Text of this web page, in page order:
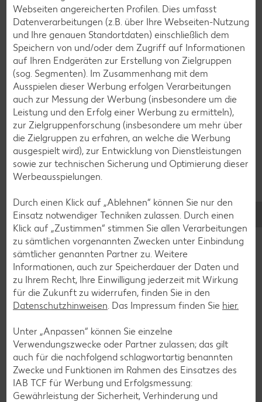
Landwirten
Kaufland hat über2.000 Bio-Artikel im Sortiment. Von der
Eigenmarke K-Bioüber viele Markenartikel bis hin zu mehr
als 250 Produkten nach dem strengen Demeter-Standard.
Wir bieten unseren Kunden ganz bewusst Bio-Produkte in
verschiedenen Preissegmenten. Denn jeder Mensch hat das
Recht auf ökologische und gesunde Ernährung.
In jeder Warengruppe bieten wir mindestens eine Bio-
Alternative zum konventionellen Produkt an. Im Regal
werden die Bio-Produkte neben dem konventionellen
Pendant platziert, um zum Kauf der ökologischen
Alternative zu animieren. Bei unseren
Eigenmarkenprodukten erfüllen wir strenge Vorgaben und
machen sie bis zum Rohstoff rückverfolgbar.
Webseiten angereicherten Profilen. Dies umfasst
Datenverarbeitungen (z.B. über Ihre Webseiten-Nutzung
und Ihre genauen Standortdaten) einschließlich dem
Speichern von und/oder dem Zugriff auf Informationen
auf Ihren Endgeräten zur Erstellung von Zielgruppen
(sog. Segmenten). Im Zusammenhang mit dem
Ausspielen dieser Werbung erfolgen Verarbeitungen
auch zur Messung der Werbung (insbesondere um die
Leistung und den Erfolg einer Werbung zu ermitteln),
zur Zielgruppenforschung (insbesondere um mehr über
die Zielgruppen zu erfahren, an welche die Werbung
ausgespielt wird), zur Entwicklung von Dienstleistungen
sowie zur technischen Sicherung und Optimierung dieser
Werbeausspielungen.
Durch einen Klick auf „Ablehnen“ können Sie nur den
Einsatz notwendiger Techniken zulassen. Durch einen
Klick auf „Zustimmen“ stimmen Sie allen Verarbeitungen
zu sämtlichen vorgenannten Zwecken unter Einbindung
sämtlicher genannten Partner zu. Weitere
Informationen, auch zur Speicherdauer der Daten und
zu Ihrem Recht, Ihre Einwilligung jederzeit mit Wirkung
für die Zukunft zu widerrufen, finden Sie in den
Datenschutzhinweisen . Das Impressum finden Sie hier.
Unter „Anpassen“ können Sie einzelne
Verwendungszwecke oder Partner zulassen; das gilt
auch für die nachfolgend schlagwortartig benannten
Zwecke und Funktionen im Rahmen des Einsatzes des
IAB TCF für Werbung und Erfolgsmessung:
Gewährleistung der Sicherheit, Verhinderung und